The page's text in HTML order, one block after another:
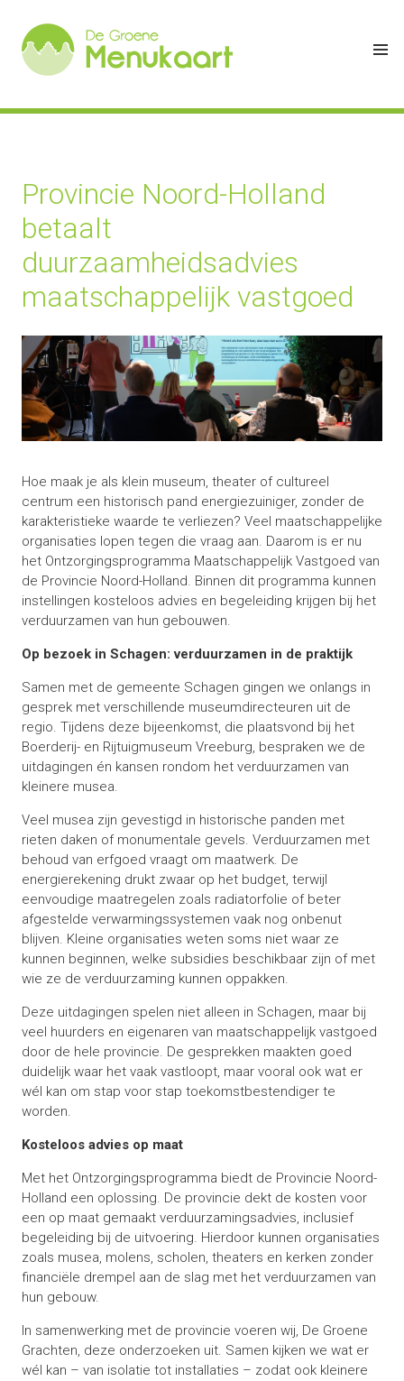
Provincie Noord-Holland
betaalt
duurzaamheidsadvies
maatschappelijk vastgoed
Hoe maak je als klein museum, theater of cultureel
centrum een historisch pand energiezuiniger, zonder de
karakteristieke waarde te verliezen? Veel maatschappelijke
organisaties lopen tegen die vraag aan. Daarom is er nu
het Ontzorgingsprogramma Maatschappelijk Vastgoed van
de Provincie Noord-Holland. Binnen dit programma kunnen
instellingen kosteloos advies en begeleiding krijgen bij het
verduurzamen van hun gebouwen.
Op bezoek in Schagen: verduurzamen in de praktijk
Samen met de gemeente Schagen gingen we onlangs in
gesprek met verschillende museumdirecteuren uit de
regio. Tijdens deze bijeenkomst, die plaatsvond bij het
Boerderij- en Rijtuigmuseum Vreeburg, bespraken we de
uitdagingen én kansen rondom het verduurzamen van
kleinere musea.
Veel musea zijn gevestigd in historische panden met
rieten daken of monumentale gevels. Verduurzamen met
behoud van erfgoed vraagt om maatwerk. De
energierekening drukt zwaar op het budget, terwijl
eenvoudige maatregelen zoals radiatorfolie of beter
afgestelde verwarmingssystemen vaak nog onbenut
blijven. Kleine organisaties weten soms niet waar ze
kunnen beginnen, welke subsidies beschikbaar zijn of met
wie ze de verduurzaming kunnen oppakken.
Deze uitdagingen spelen niet alleen in Schagen, maar bij
veel huurders en eigenaren van maatschappelijk vastgoed
door de hele provincie. De gesprekken maakten goed
duidelijk waar het vaak vastloopt, maar vooral ook wat er
wél kan om stap voor stap toekomstbestendiger te
worden.
Kosteloos advies op maat
Met het Ontzorgingsprogramma biedt de Provincie Noord-
Holland een oplossing. De provincie dekt de kosten voor
een op maat gemaakt verduurzamingsadvies, inclusief
begeleiding bij de uitvoering. Hierdoor kunnen organisaties
zoals musea, molens, scholen, theaters en kerken zonder
financiële drempel aan de slag met het verduurzamen van
hun gebouw.
In samenwerking met de provincie voeren wij, De Groene
Grachten, deze onderzoeken uit. Samen kijken we wat er
wél kan – van isolatie tot installaties – zodat ook kleinere